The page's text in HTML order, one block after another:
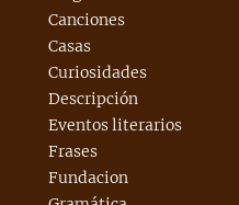
Canciones
Casas
Curiosidades
Descripción
Eventos literarios
Frases
Fundacion